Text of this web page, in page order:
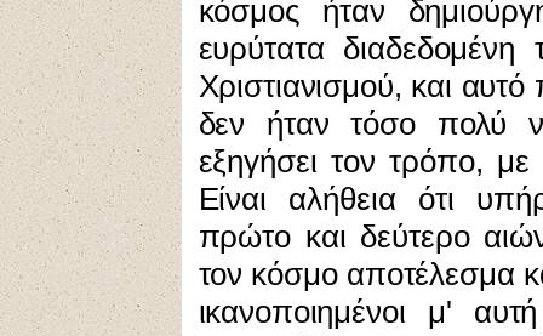
κόσμος ήταν
ευρύτατα
Χριστιανισμού, και
δεν ήταν τόσο πολύ
εξηγήσει τον τρόπο,
Είναι αλήθεια ότι
πρώτο και δεύτερο
τον κόσμο αποτέλεσμα
ικανοποιημένοι μ'